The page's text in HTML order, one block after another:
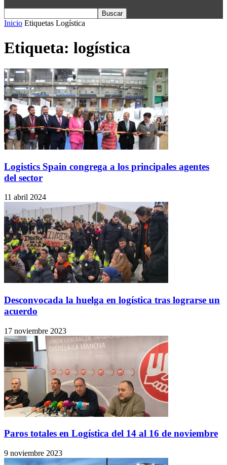
Inicio Etiquetas Logística
Etiqueta: logística
Logistics Spain congrega a los principales agentes
del sector
11 abril 2024
Desconvocada la huelga en logística tras lograrse un
acuerdo
17 noviembre 2023
Paros totales en Logística del 14 al 16 de noviembre
9 noviembre 2023